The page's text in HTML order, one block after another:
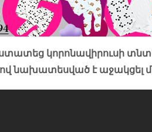
կորոնավիրուսի
նախատեսված է աջակցել